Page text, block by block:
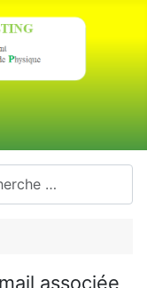
associée